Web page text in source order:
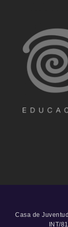
Casa de
INT/